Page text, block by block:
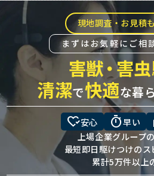
現地調査・お見積
まずはお気軽にご相
害獣・害
清潔で快適な暮
heart_check安心 timer早い
上場企業グループ
最短即日駆けつけのス
累計5万件以上